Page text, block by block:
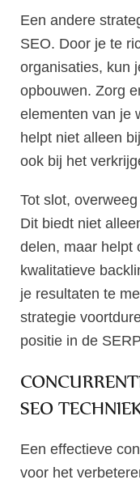
Een andere
SEO. Door je te
organisaties, kun
opbouwen. Zorg
elementen van je
helpt niet alleen
ook bij het
Tot slot,
Dit biedt niet
delen, maar helpt
kwalitatieve
je resultaten te
strategie
positie in de
SEO
Een effectieve
voor het